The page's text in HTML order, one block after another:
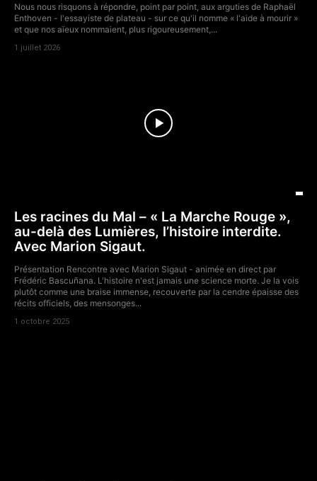
Nous nous risquons à répondre, point par point, aux arguties de Raphaël
Enthoven - l'essayiste de plateau - sur ce qu'il nomme « l'aide à mourir »
et que nos aïeux nommaient, plus rigoureusement,...
1 juillet 2026
Les racines du Mal – « La Marche Rouge »,
au-delà des Lumières, l’histoire interdite.
Avec Marion Sigaut.
Présentation Rencontre avec Marion Sigaut - animée en direct par
Frédéric Bascuñana. L'histoire n'est jamais une science morte. Je la vois
plutôt comme une braise immense, recouverte par la cendre épaisse des
récits officiels, des mensonges...
1 octobre 2025